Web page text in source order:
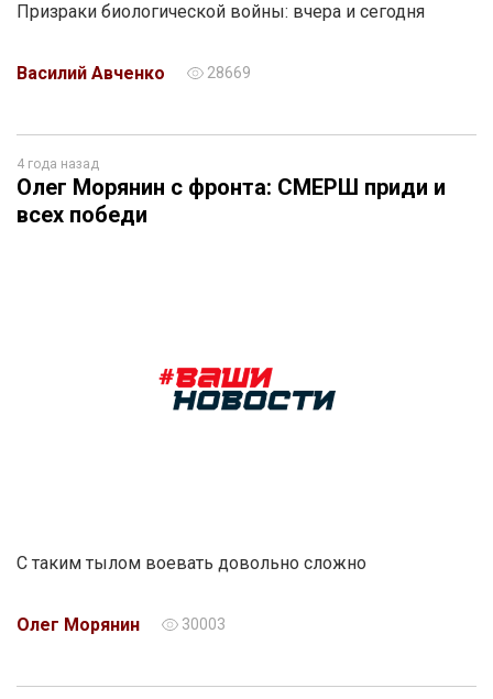
Призраки биологической войны: вчера и сегодня
Василий Авченко 28669
4 года назад
Олег Морянин с фронта: СМЕРШ приди и
всех победи
С таким тылом воевать довольно сложно
Олег Морянин 30003